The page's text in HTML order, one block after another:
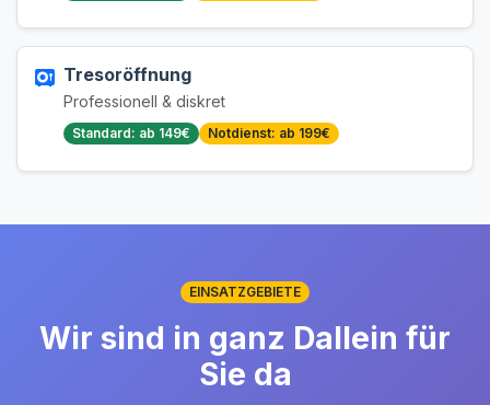
Tresoröffnung
Professionell & diskret
Standard: ab 149€ Notdienst: ab 199€
EINSATZGEBIETE
Wir sind in ganz Dallein für
Sie da